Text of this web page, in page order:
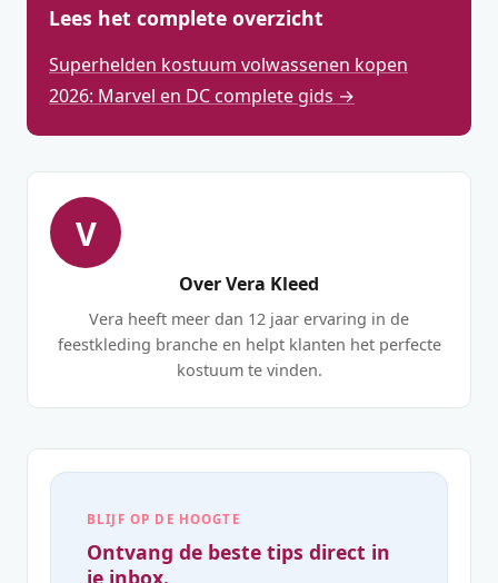
Lees het complete overzicht
Superhelden kostuum volwassenen kopen
2026: Marvel en DC complete gids →
V
Over Vera Kleed
Vera heeft meer dan 12 jaar ervaring in de
feestkleding branche en helpt klanten het perfecte
kostuum te vinden.
BLIJF OP DE HOOGTE
Ontvang de beste tips direct in
je inbox.